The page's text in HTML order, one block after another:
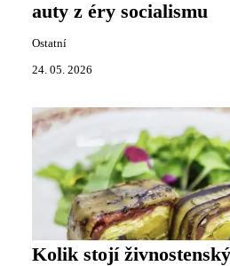
auty z éry socialismu
Ostatní
24. 05. 2026
Kolik stojí